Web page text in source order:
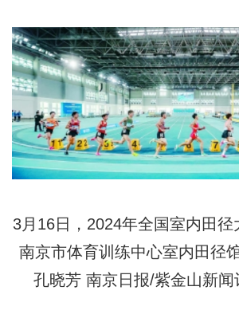
3月16日，2024年全国室内田径
南京市体育训练中心室内田径
孔晓芳 南京日报/紫金山新